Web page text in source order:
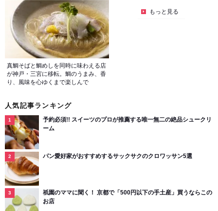
真鯛そばと鯛めしを同時に味わえる店
が神戸・三宮に移転。鯛のうまみ、香
り、風味を心ゆくまで楽しんで
もっと見る
人気記事ランキング
予約必須!! スイーツのプロが推薦する唯一無二の絶品シュークリ
ーム
パン愛好家がおすすめするサックサクのクロワッサン5選
祇園のママに聞く！ 京都で「500円以下の手土産」買うならこの
お店